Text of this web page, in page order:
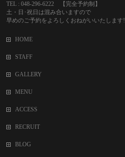
TEL : 048-296-6222 【完全予約制】
土・日･祝日は混み合いますので
早めのご予約をよろしくおねがいいたします!
HOME
STAFF
GALLERY
MENU
ACCESS
RECRUIT
BLOG